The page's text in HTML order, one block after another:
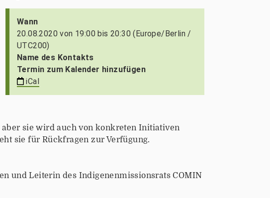
Wann
20.08.2020 von 19:00 bis20:30 (Europe/Berlin /
UTC200)
Name des Kontakts
Termin zum Kalender hinzufügen
iCal
sie wird auch von konkreten Initiativen
sie für Rückfragen zur Verfügung.
und Leiterin des Indigenenmissionsrats COMIN